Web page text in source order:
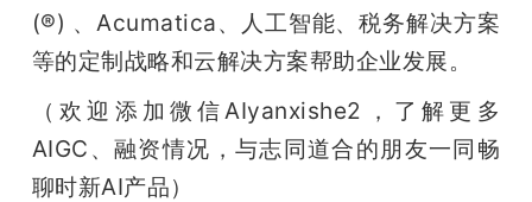
(®) 、Acumatica、人工智能、税务解决方案
等的定制战略和云解决方案帮助企业发展。
（欢迎添加微信AIyanxishe2，了解更多
AIGC、融资情况，与志同道合的朋友一同畅
聊时新AI产品）